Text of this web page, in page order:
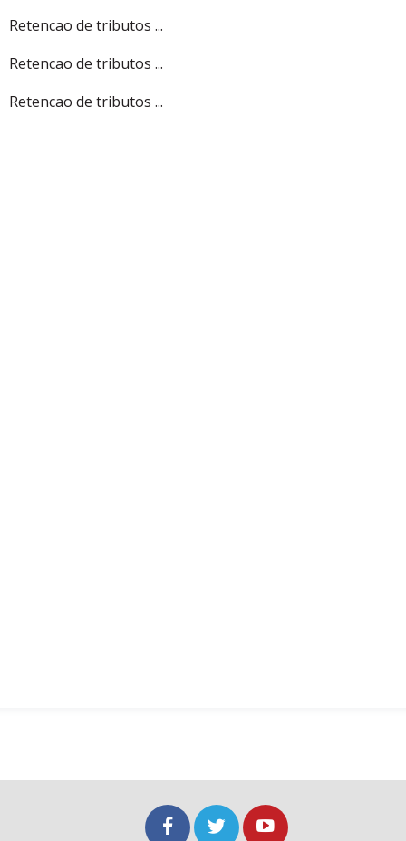
Retencao de tributos ...
Retencao de tributos ...
Retencao de tributos ...